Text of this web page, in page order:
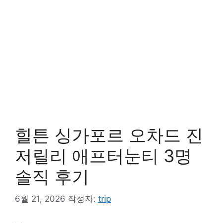
힐튼 싱가포르 오차드 진
저릴리 애프터눈티 3명
솔직 후기
6월 21, 2026 작성자: trip